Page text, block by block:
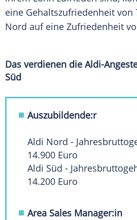
eine Gehaltszufriedenheit von
Nord auf eine Zufriedenheit
Das verdienen die Aldi-
Süd
Auszubildende:r
Aldi Nord -
14.900 Euro
Aldi Süd -
14.200 Euro
Area Sales Manager:in